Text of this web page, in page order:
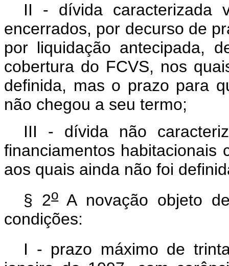
II - dívida caracterizada
encerrados, por decurso de
por liquidação antecipada,
cobertura do FCVS, nos
definida, mas o prazo para
não chegou a seu termo;
III - dívida não
financiamentos habitacionais
aos quais ainda não foi
§ 2oA novação objeto
condições:
I - prazo máximo de